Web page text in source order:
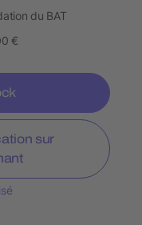
du BAT
€
sur